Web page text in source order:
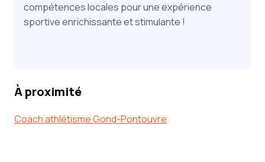
compétences locales pour une expérience
sportive enrichissante et stimulante !
À proximité
Coach athlétisme Gond-Pontouvre